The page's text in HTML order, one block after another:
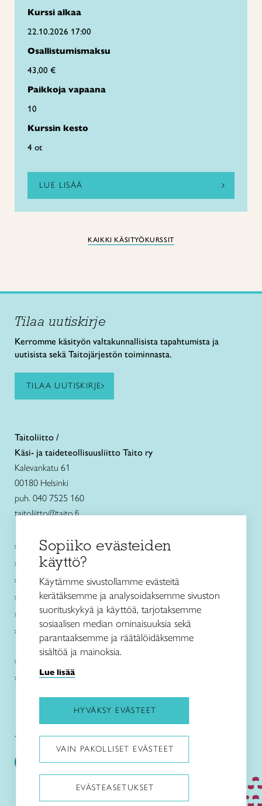
Kurssi alkaa
22.10.2026 17:00
Osallistumismaksu
43,00 €
Paikkoja vapaana
10
Kurssin kesto
4 ot
LUE LISÄÄ
KAIKKI KÄSITYÖKURSSIT
Tilaa uutiskirje
Kerromme käsityön valtakunnallisista tapahtumista ja
uutisista sekä Taitojärjestön toiminnasta.
TILAA UUTISKIRJE
Taitoliitto /
Käsi- ja taideteollisuusliitto Taito ry
Kalevankatu 61
00180 Helsinki
puh. 040 7525 160
taitoliitto@taito.fi
Käsityökurssit ja koulutus
Ajankohtaista
Käsityöohjeet
Me olemme Taito
Paikallinen toiminta
Verkkokaupat
Kirjaudu Arviin
Kirjaudu Taitocampukseen
Taitoliitto: Taito-lehti:
Sopiiko evästeiden
käyttö?
Käytämme sivustollamme evästeitä
kerätäksemme ja analysoidaksemme sivuston
suorituskykyä ja käyttöä, tarjotaksemme
sosiaalisen median ominaisuuksia sekä
parantaaksemme ja räätälöidäksemme
sisältöä ja mainoksia.
Lue lisää
HYVÄKSY EVÄSTEET
VAIN PAKOLLISET EVÄSTEET
EVÄSTEASETUKSET